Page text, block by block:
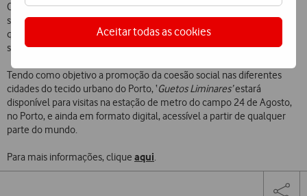
Aceitar todas as cookies
O objetivo da organização deste evento é demonstrar as fissuras
sociais e profundas ao longo das demarcações de classe, uma vez
que as comunidades em questão estão fisicamente próximas, mas
segregadas na vida quotidiana.
Tendo como objetivo a promoção da coesão social nas diferentes
cidades do tecido urbano do Porto, ‘Guetos Liminares’estará
disponível para visitas na estação de metro do campo 24 de Agosto,
no Porto, e ainda em formato digital, acessível a partir de qualquer
parte do mundo.
Para mais informações, clique aqui.
Facebook